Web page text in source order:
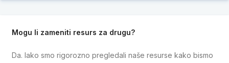
Mogu li zameniti resurs za drugu?
Da. Iako smo rigorozno pregledali naše resurse kako bismo